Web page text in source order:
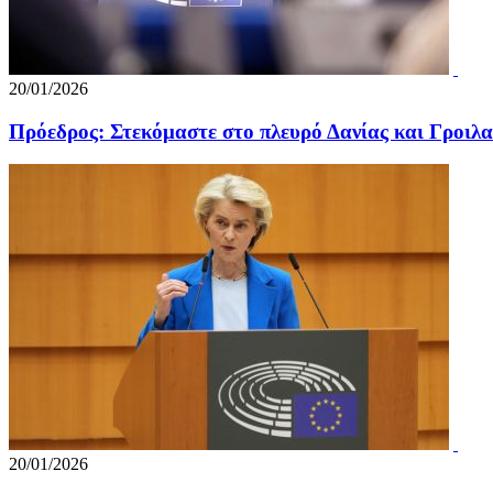
20/01/2026
Πρόεδρος: Στεκόμαστε στο πλευρό Δανίας και
20/01/2026